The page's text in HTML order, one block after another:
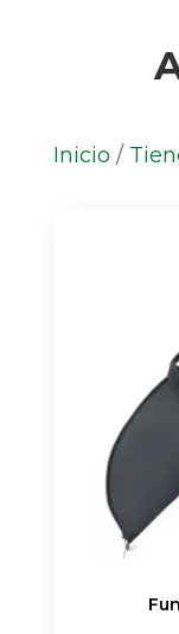
Inicio /